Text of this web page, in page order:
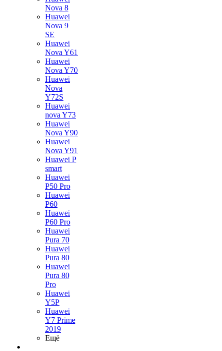
Nova 8
Huawei
Nova 9
SE
Huawei
Nova Y61
Huawei
Nova Y70
Huawei
Nova
Y72S
Huawei
nova Y73
Huawei
Nova Y90
Huawei
Nova Y91
Huawei P
smart
Huawei
P50 Pro
Huawei
P60
Huawei
P60 Pro
Huawei
Pura 70
Huawei
Pura 80
Huawei
Pura 80
Pro
Huawei
Y5P
Huawei
Y7 Prime
2019
Ещё